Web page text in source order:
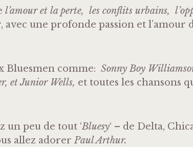
l’amour et la perte, les conflits urbains,
une profonde passion et l’amour
Bluesmen comme: Sonny Boy
et Junior Wells, et toutes les chansons
un peu de tout ‘Bluesy‘ – de Delta,
allez adorerPaul Arthur.